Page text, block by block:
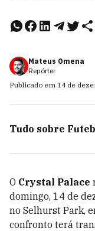
Mateus Omena
Repórter
Publicado em 14 de
Tudo sobre
O Crystal Palace
domingo, 14 de
no Selhurst Park,
confronto terá